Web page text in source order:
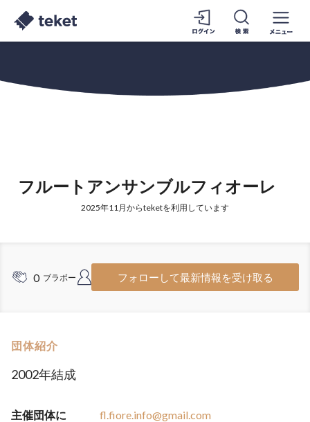
フルートアンサンブルフィオーレ
2025年11月からteketを利用しています
0 ブラボー フォロワー
フォローして最新情報を受け取る
団体紹介
2002年結成
主催団体に
fl.fiore.info@gmail.com